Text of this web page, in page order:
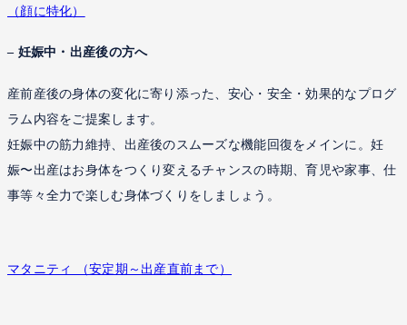
（顔に特化）
– 妊娠中・出産後の方へ
産前産後の身体の変化に寄り添った、安心・安全・効果的なプログ
ラム内容をご提案します。
妊娠中の筋力維持、出産後のスムーズな機能回復をメインに。妊
娠〜出産はお身体をつくり変えるチャンスの時期、育児や家事、仕
事等々全力で楽しむ身体づくりをしましょう。
マタニティ （安定期～出産直前まで）